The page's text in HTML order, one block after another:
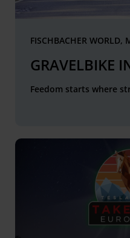
FISCHBACHER WORLD,
GRAVELBIKE
Feedom starts where